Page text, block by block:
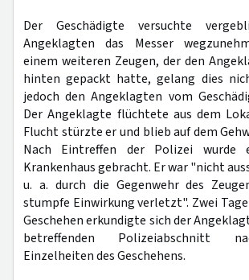
Der Geschädigte versuchte
Angeklagten das Messer
einem weiteren Zeugen, der den
hinten gepackt hatte, gelang dies
jedoch den Angeklagten vom
Der Angeklagte flüchtete aus dem
Flucht stürzte er und blieb auf dem
Nach Eintreffen der Polizei
Krankenhaus gebracht. Er war "nicht
u. a. durch die Gegenwehr des
stumpfe Einwirkung verletzt". Zwei
Geschehen erkundigte sich der
betreffenden Polizeiabschnitt
Einzelheiten des Geschehens.